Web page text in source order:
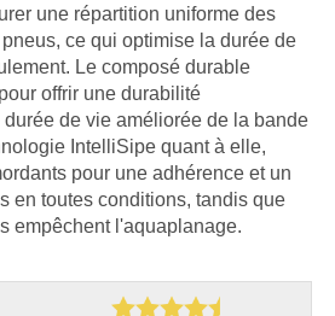
une répartition uniforme des
ce qui optimise la durée de
Le composé durable
offrir une durabilité
de vie améliorée de la bande
IntelliSipe quant à elle,
pour une adhérence et un
en toutes conditions, tandis que
empêchent l'aquaplanage.